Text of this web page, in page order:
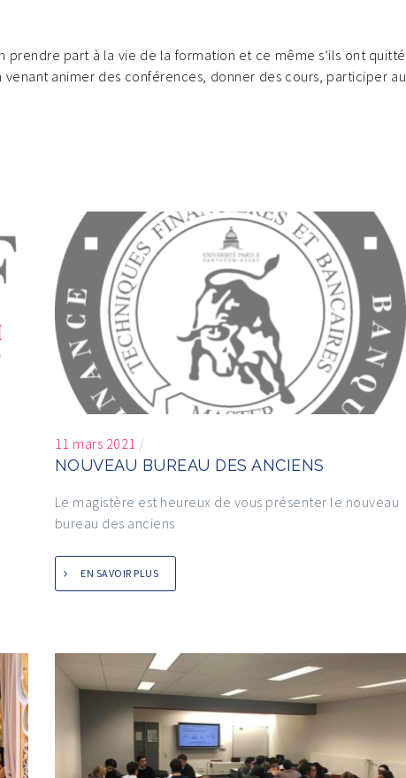
prendre part à la vie de la formation et ce même s’ils ont quitté
animer des conférences, donner des cours, participer au
11 mars 2021 /
NOUVEAU BUREAU DES ANCIENS
Le magistère est heureux de vous présenter le nouveau
bureau des anciens
EN SAVOIR PLUS